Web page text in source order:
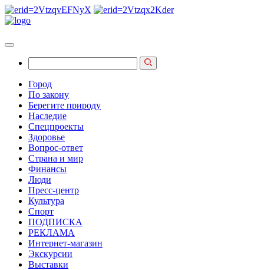
Город
По закону
Берегите природу
Наследие
Спецпроекты
Здоровье
Вопрос-ответ
Страна и мир
Финансы
Люди
Пресс-центр
Культура
Спорт
ПОДПИСКА
РЕКЛАМА
Интернет-магазин
Экскурсии
Выставки